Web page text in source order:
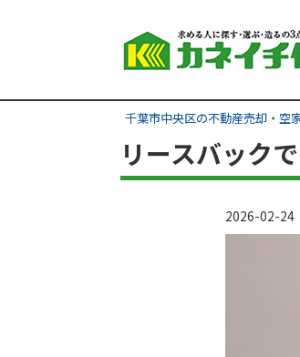
千葉市中央区の不動産売却・空
リースバック
2026-02-24